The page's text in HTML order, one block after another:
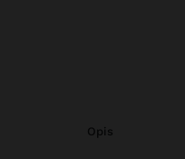
opis